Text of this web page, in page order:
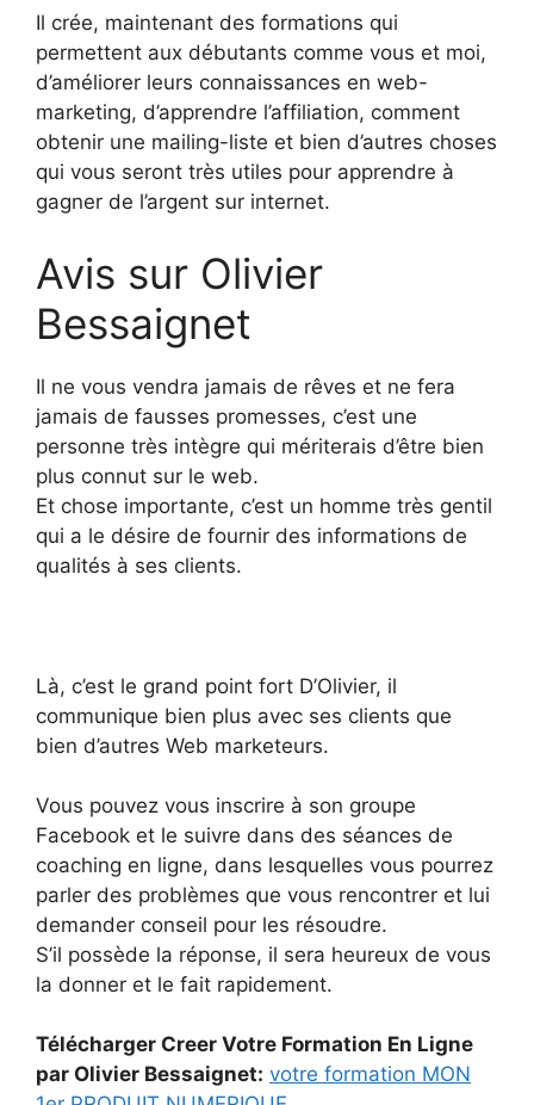
Il crée, maintenant des formations qui
permettent aux débutants comme vous et moi,
d’améliorer leurs connaissances en web-
marketing, d’apprendre l’affiliation, comment
obtenir une mailing-liste et bien d’autres choses
qui vous seront très utiles pour apprendre à
gagner de l’argent sur internet.
Avis sur Olivier
Bessaignet
Il ne vous vendra jamais de rêves et ne fera
jamais de fausses promesses, c’est une
personne très intègre qui mériterais d’être bien
plus connut sur le web.
Et chose importante, c’est un homme très gentil
qui a le désire de fournir des informations de
qualités à ses clients.
Là, c’est le grand point fort D’Olivier, il
communique bien plus avec ses clients que
bien d’autres Web marketeurs.
Vous pouvez vous inscrire à son groupe
Facebook et le suivre dans des séances de
coaching en ligne, dans lesquelles vous pourrez
parler des problèmes que vous rencontrer et lui
demander conseil pour les résoudre.
S’il possède la réponse, il sera heureux de vous
la donner et le fait rapidement.
Télécharger Creer Votre Formation En Ligne
par Olivier Bessaignet: votre formation MON